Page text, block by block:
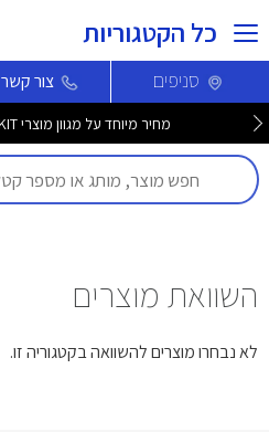
כל הקטגוריות
סניפים צור קשר
מחיר מיוחד על מגוון מוצרי PETKIT לחברי מועדון >>
השוואת מוצרים
לא נבחרו מוצרים להשוואה בקטגוריה זו.